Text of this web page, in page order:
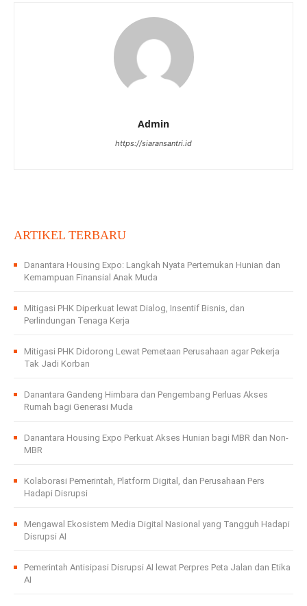
Admin
https://siaransantri.id
ARTIKEL TERBARU
Danantara Housing Expo: Langkah Nyata Pertemukan Hunian dan
Kemampuan Finansial Anak Muda
Mitigasi PHK Diperkuat lewat Dialog, Insentif Bisnis, dan
Perlindungan Tenaga Kerja
Mitigasi PHK Didorong Lewat Pemetaan Perusahaan agar Pekerja
Tak Jadi Korban
Danantara Gandeng Himbara dan Pengembang Perluas Akses
Rumah bagi Generasi Muda
Danantara Housing Expo Perkuat Akses Hunian bagi MBR dan Non-
MBR
Kolaborasi Pemerintah, Platform Digital, dan Perusahaan Pers
Hadapi Disrupsi
Mengawal Ekosistem Media Digital Nasional yang Tangguh Hadapi
Disrupsi AI
Pemerintah Antisipasi Disrupsi AI lewat Perpres Peta Jalan dan Etika
AI